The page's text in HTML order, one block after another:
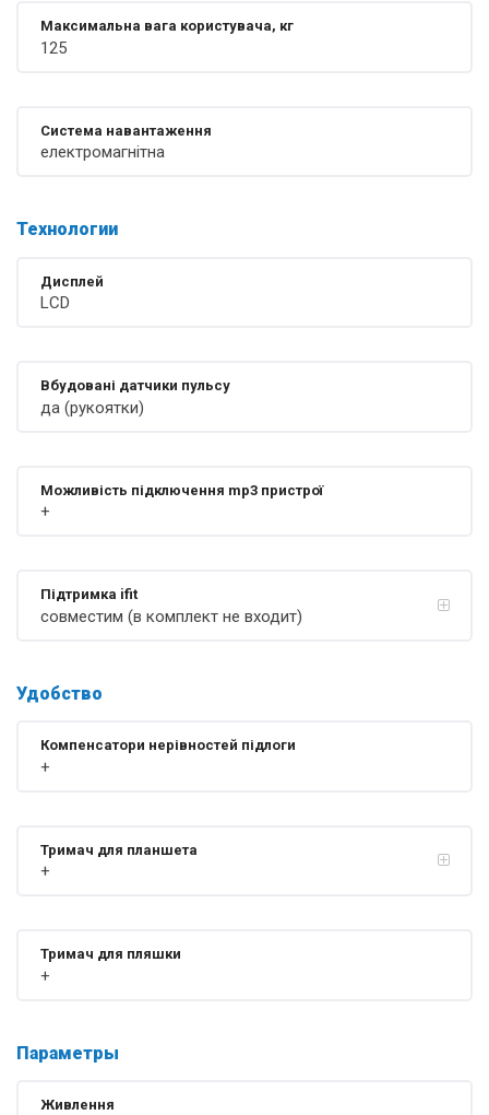
Максимальна вага користувача, кг
125
Система навантаження
електромагнітна
Технологии
Дисплей
LCD
Вбудовані датчики пульсу
да (рукоятки)
Можливість підключення mp3 пристрої
+
Підтримка ifit
совместим (в комплект не входит)
Удобство
Компенсатори нерівностей підлоги
+
Тримач для планшета
+
Тримач для пляшки
+
Параметры
Живлення